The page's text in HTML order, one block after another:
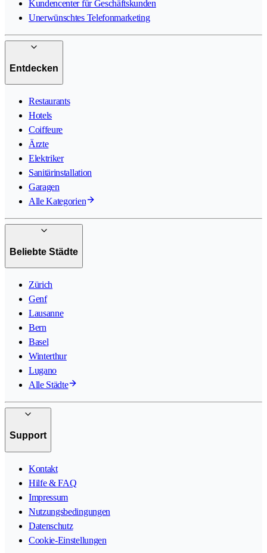
Kundencenter für Geschäftskunden
Unerwünschtes Telefonmarketing
Entdecken
Restaurants
Hotels
Coiffeure
Ärzte
Elektriker
Sanitärinstallation
Garagen
Alle Kategorien
Beliebte Städte
Zürich
Genf
Lausanne
Bern
Basel
Winterthur
Lugano
Alle Städte
Support
Kontakt
Hilfe & FAQ
Impressum
Nutzungsbedingungen
Datenschutz
Cookie-Einstellungen